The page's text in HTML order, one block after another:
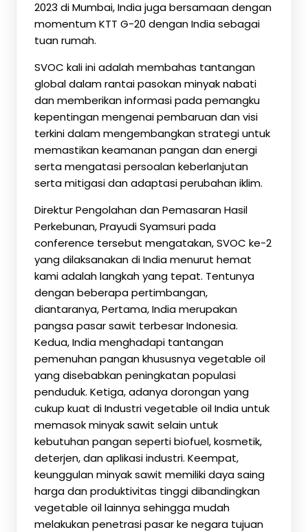
2023 di Mumbai, India juga bersamaan dengan
momentum KTT G-20 dengan India sebagai
tuan rumah.
SVOC kali ini adalah membahas tantangan
global dalam rantai pasokan minyak nabati
dan memberikan informasi pada pemangku
kepentingan mengenai pembaruan dan visi
terkini dalam mengembangkan strategi untuk
memastikan keamanan pangan dan energi
serta mengatasi persoalan keberlanjutan
serta mitigasi dan adaptasi perubahan iklim.
Direktur Pengolahan dan Pemasaran Hasil
Perkebunan, Prayudi Syamsuri pada
conference tersebut mengatakan, SVOC ke-2
yang dilaksanakan di India menurut hemat
kami adalah langkah yang tepat. Tentunya
dengan beberapa pertimbangan,
diantaranya, Pertama, India merupakan
pangsa pasar sawit terbesar Indonesia.
Kedua, India menghadapi tantangan
pemenuhan pangan khususnya vegetable oil
yang disebabkan peningkatan populasi
penduduk. Ketiga, adanya dorongan yang
cukup kuat di Industri vegetable oil India untuk
memasok minyak sawit selain untuk
kebutuhan pangan seperti biofuel, kosmetik,
deterjen, dan aplikasi industri. Keempat,
keunggulan minyak sawit memiliki daya saing
harga dan produktivitas tinggi dibandingkan
vegetable oil lainnya sehingga mudah
melakukan penetrasi pasar ke negara tujuan